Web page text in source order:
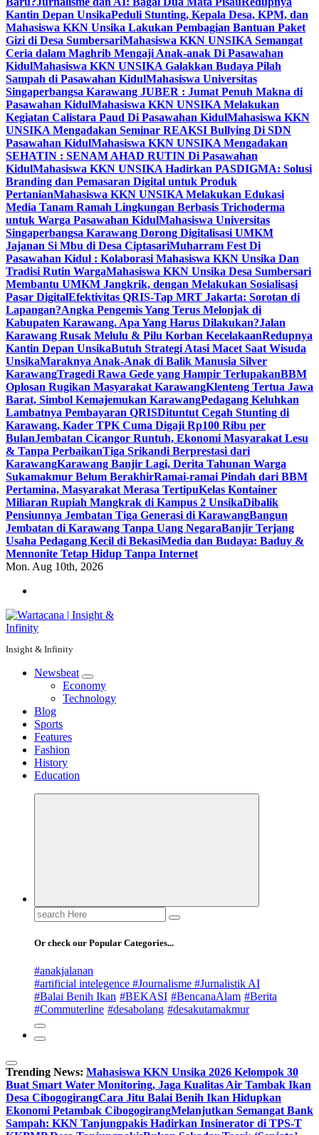
Kantin Depan UnsikaPeduli Stunting, Kepala Desa, KPM, dan
Mahasiswa KKN Unsika Lakukan Pembagian Bantuan Paket
Gizi di Desa SumbersariMahasiswa KKN UNSIKA Semangat
Ceria dalam Maghrib Mengaji Anak-anak Di Pasawahan
KidulMahasiswa KKN UNSIKA Galakkan Budaya Pilah
Sampah di Pasawahan KidulMahasiswa Universitas
Singaperbangsa Karawang JUBER : Jumat Penuh Makna di
Pasawahan KidulMahasiswa KKN UNSIKA Melakukan
Kegiatan Calistara Paud Di Pasawahan KidulMahasiswa KKN
UNSIKA Mengadakan Seminar REAKSI Bullying Di SDN
Pasawahan KidulMahasiswa KKN UNSIKA Mengadakan
SEHATIN : SENAM AHAD RUTIN Di Pasawahan
KidulMahasiswa KKN UNSIKA Hadirkan PASDIGMA: Solusi
Branding dan Pemasaran Digital untuk Produk
PertanianMahasiswa KKN UNSIKA Melakukan Edukasi
Media Tanam Ramah Lingkungan Berbasis Trichoderma
untuk Warga Pasawahan KidulMahasiswa Universitas
Singaperbangsa Karawang Dorong Digitalisasi UMKM
Jajanan Si Mbu di Desa CiptasariMuharram Fest Di
Pasawahan Kidul : Kolaborasi Mahasiswa KKN Unsika Dan
Tradisi Rutin WargaMahasiswa KKN Unsika Desa Sumbersari
Membantu UMKM Jangkrik, dengan Melakukan Sosialisasi
Pasar DigitalEfektivitas QRIS-Tap MRT Jakarta: Sorotan di
Lapangan?Angka Pengemis Yang Terus Melonjak di
Kabupaten Karawang. Apa Yang Harus Dilakukan?Jalan
Karawang Rusak Melulu & Pilu Korban KecelakaanRedupnya
Kantin Depan UnsikaButuh Strategi Atasi Macet Saat Wisuda
UnsikaMaraknya Anak-Anak di Balik Manusia Silver
KarawangTragedi Rawa Gede yang Hampir TerlupakanBBM
Oplosan Rugikan Masyarakat KarawangKlenteng Tertua Jawa
Barat, Simbol Kemajemukan KarawangPedagang Keluhkan
Lambatnya Pembayaran QRISDituntut Cegah Stunting di
Karawang, Kader TPK Cuma Digaji Rp100 Ribu per
BulanJembatan Cicangor Runtuh, Ekonomi Masyarakat Lesu
& Tanpa PerbaikanTiga Srikandi Berprestasi dari
KarawangKarawang Banjir Lagi, Derita Tahunan Warga
Sukamakmur Belum BerakhirRamai-ramai Pindah dari BBM
Pertamina, Masyarakat Merasa TertipuKelas Kontainer
Miliaran Rupiah Mangkrak di Kampus 2 UnsikaDibalik
Pensiunnya Jembatan Tiga Generasi di KarawangBangun
Jembatan di Karawang Tanpa Uang NegaraBanjir Terjang
Usaha Pedagang Kecil di BekasiMedia dan Budaya: Baduy &
Mennonite Tetap Hidup Tanpa Internet
Mon. Aug 10th, 2026
Insight & Infinity
Newsbeat
Economy
Technology
Blog
Sports
Features
Fashion
History
Education
Search
for:
Or check our Popular Categories...
#anakjalanan
#artificial intelegence #Journalisme #Jurnalistik AI
#Balai Benih Ikan #BEKASI #BencanaAlam #Berita
#Commuterline #desabolang #desakutamakmur
Trending News: Mahasiswa KKN Unsika 2026 Kelompok 30
Buat Smart Water Monitoring, Jaga Kualitas Air Tambak Ikan
Desa CibogogirangCara Jitu Balai Benih Ikan Hidupkan
Ekonomi Petambak CibogogirangMelanjutkan Semangat Bank
Sampah: KKN Tanjungpakis Hadirkan Insinerator di TPS-T